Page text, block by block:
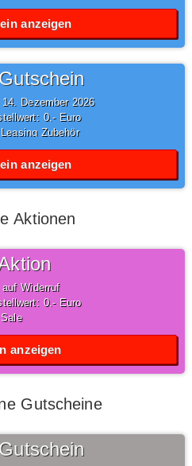
anzeigen
Dezember2026
0,- Euro
Zubehör
anzeigen
Aktionen
Widerruf
0,- Euro
anzeigen
Gutscheine